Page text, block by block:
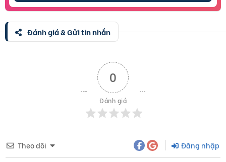
Đánh giá & Gửi tin nhắn
0
Đánh giá
Theo dõi Đăng nhập